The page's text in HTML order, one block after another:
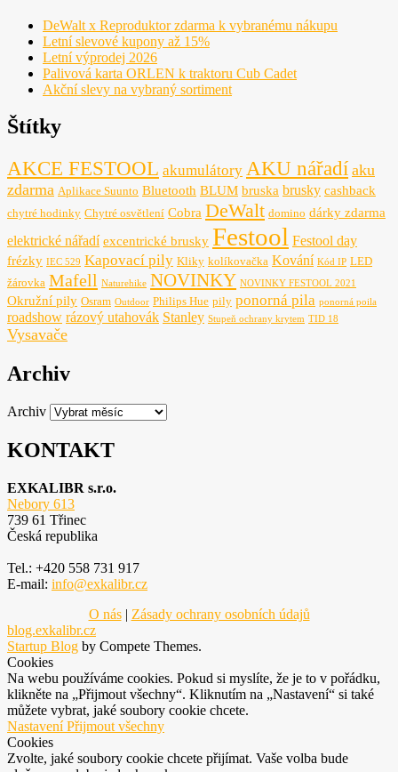
DeWalt x Reproduktor zdarma k vybranému nákupu
Letní slevové kupony až 15%
Letní výprodej 2026
Palivová karta ORLEN k traktoru Cub Cadet
Akční slevy na vybraný sortiment
Štítky
AKCE FESTOOL akumulátory AKU nářadí aku
zdarma Aplikace Suunto Bluetooth BLUM bruska brusky cashback
chytré hodinky Chytré osvětlení Cobra DeWalt domino dárky zdarma
elektrické nářadí excentrické brusky Festool Festool day
frézky IEC 529 Kapovací pily Kliky kolíkovačka Kování Kód IP LED
žárovka Mafell Naturehike NOVINKY NOVINKY FESTOOL 2021
Okružní pily Osram Outdoor Philips Hue pily ponorná pila ponorná poila
roadshow rázový utahovák Stanley Stupeň ochrany krytem TID 18
Vysavače
Archiv
Archiv
KONTAKT
EXKALIBR s.r.o.
Nebory 613
739 61 Třinec
Česká republika
Tel.: +420 558 731 917
E-mail: info@exkalibr.cz
O nás| Zásady ochrany osobních údajů
blog.exkalibr.cz
Startup Blog by Compete Themes.
Cookies
Na webu používáme cookies. Pokud si myslíte, že je to v pořádku,
klikněte na „Přijmout všechny“. Kliknutím na „Nastavení“ si také
můžete vybrat, jaké soubory cookie chcete.
NastaveníPřijmout všechny
Cookies
Zvolte, jaké soubory cookie chcete přijímat. Vaše volba bude